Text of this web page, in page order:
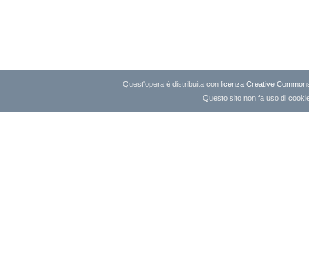
Quest'opera è distribuita con licenza Creative
Questo sito non fa uso di